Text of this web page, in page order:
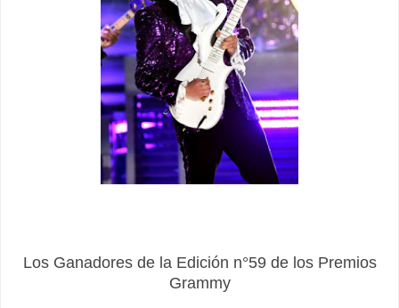
Los Ganadores de la Edición n°59 de los Premios
Grammy